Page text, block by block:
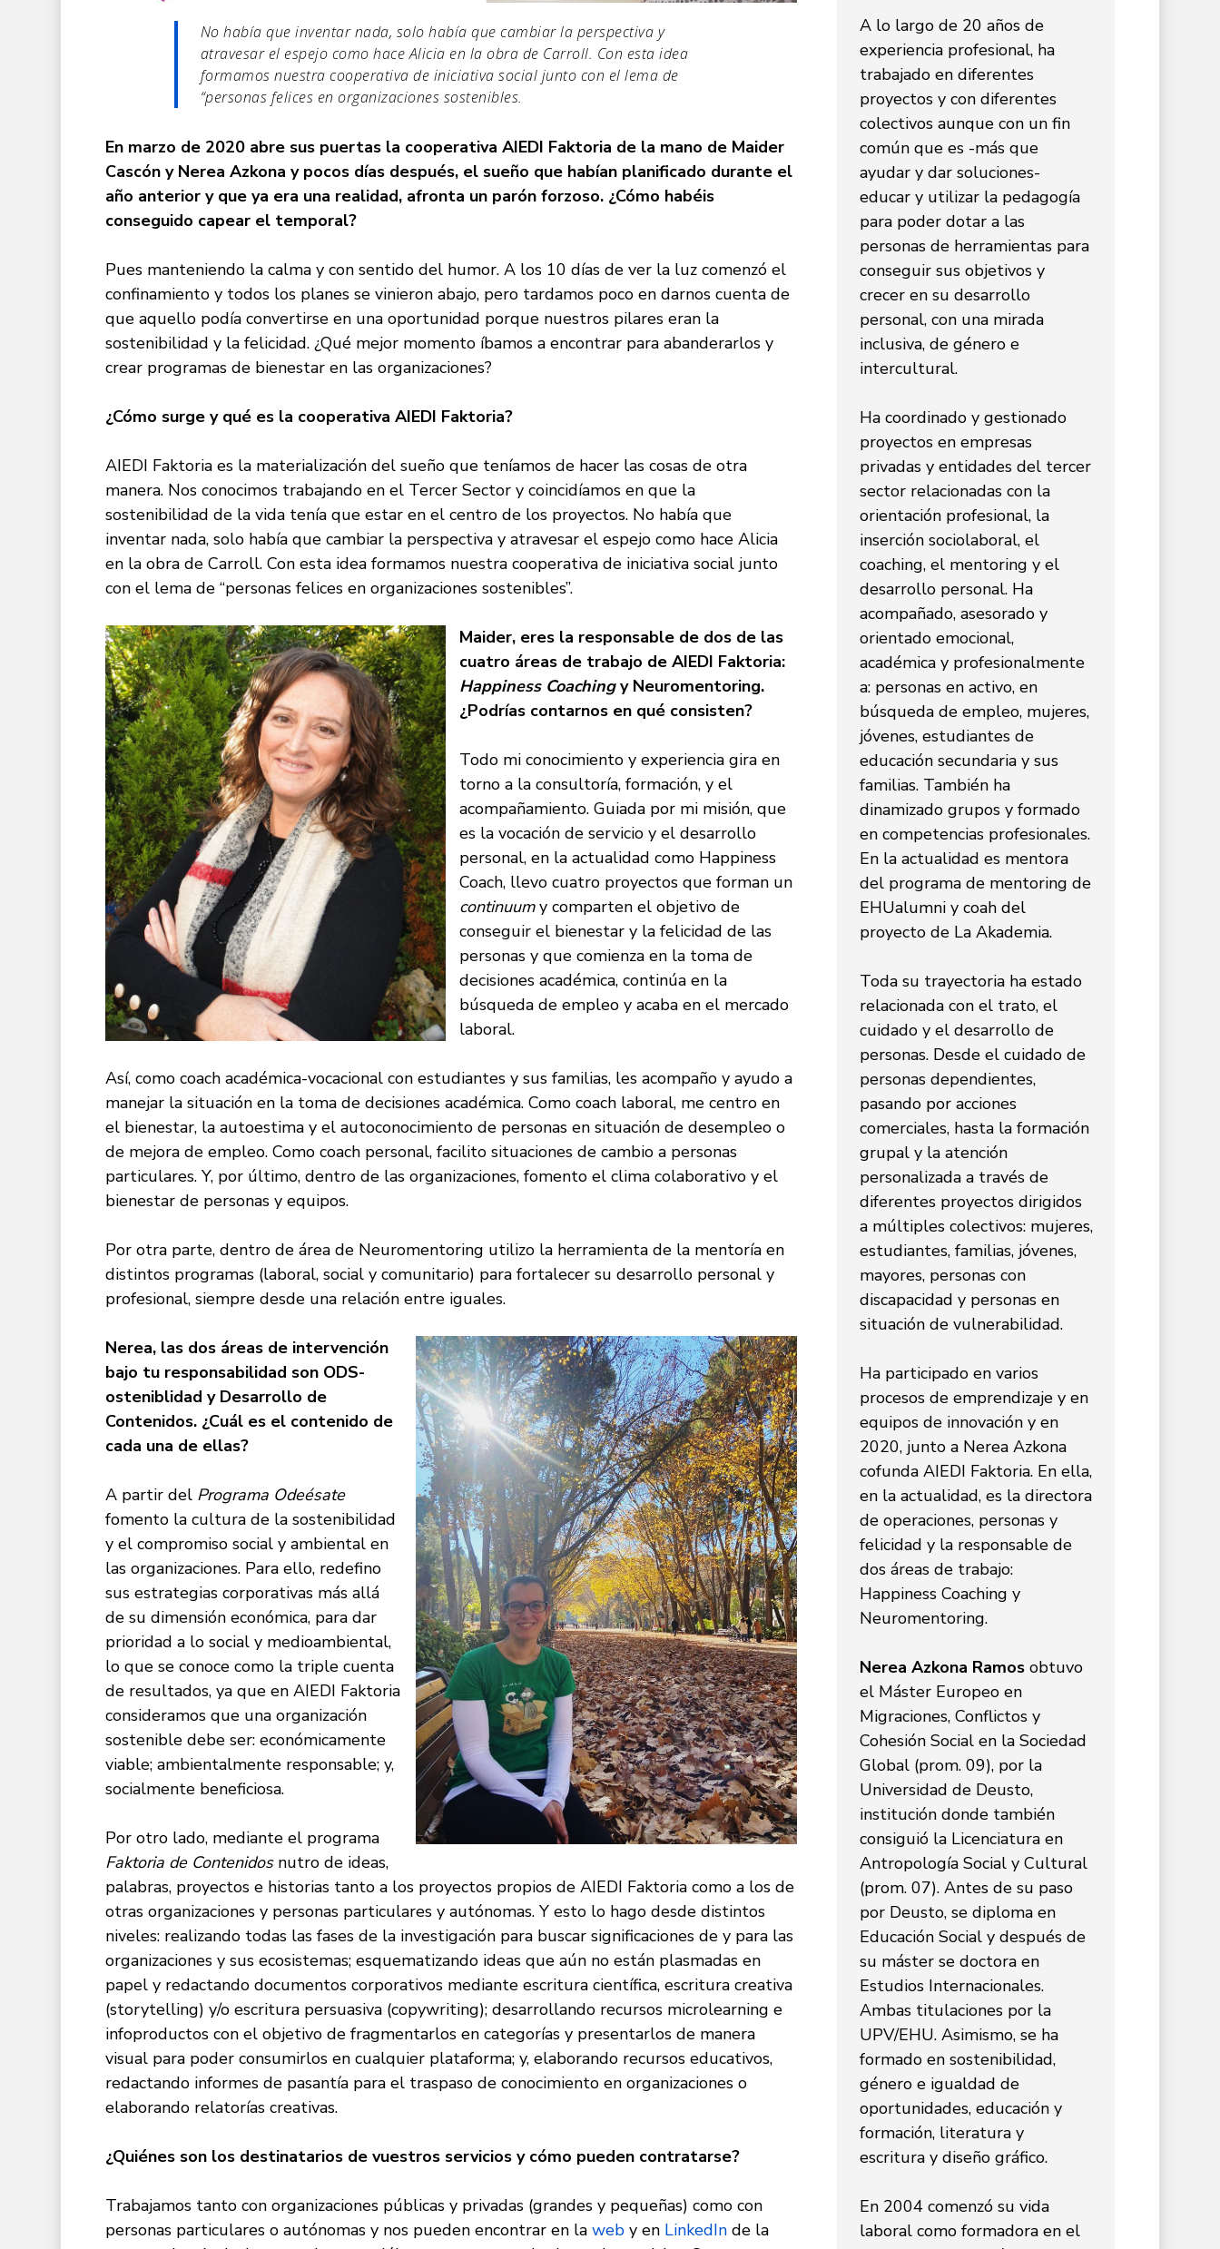
No había que inventar nada, solo había que cambiar la perspectiva y
atravesar el espejo como hace Alicia en la obra de Carroll. Con esta idea
formamos nuestra cooperativa de iniciativa social junto con el lema de
“personas felices en organizaciones sostenibles.
En marzo de 2020 abre sus puertas la cooperativa AIEDI Faktoria de la mano de Maider
Cascón y Nerea Azkona y pocos días después, el sueño que habían planificado durante el
año anterior y que ya era una realidad, afronta un parón forzoso. ¿Cómo habéis
conseguido capear el temporal?
Pues manteniendo la calma y con sentido del humor. A los 10 días de ver la luz comenzó el
confinamiento y todos los planes se vinieron abajo, pero tardamos poco en darnos cuenta de
que aquello podía convertirse en una oportunidad porque nuestros pilares eran la
sostenibilidad y la felicidad. ¿Qué mejor momento íbamos a encontrar para abanderarlos y
crear programas de bienestar en las organizaciones?
¿Cómo surge y qué es la cooperativa AIEDI Faktoria?
AIEDI Faktoria es la materialización del sueño que teníamos de hacer las cosas de otra
manera. Nos conocimos trabajando en el Tercer Sector y coincidíamos en que la
sostenibilidad de la vida tenía que estar en el centro de los proyectos. No había que
inventar nada, solo había que cambiar la perspectiva y atravesar el espejo como hace Alicia
en la obra de Carroll. Con esta idea formamos nuestra cooperativa de iniciativa social junto
con el lema de “personas felices en organizaciones sostenibles”.
Maider, eres la responsable de dos de las
cuatro áreas de trabajo de AIEDI Faktoria:
Happiness Coachingy Neuromentoring.
¿Podrías contarnos en qué consisten?
Todo mi conocimiento y experiencia gira en
torno a la consultoría, formación, y el
acompañamiento. Guiada por mi misión, que
es la vocación de servicio y el desarrollo
personal, en la actualidad como Happiness
Coach, llevo cuatro proyectos que forman un
continuumy comparten el objetivo de
conseguir el bienestar y la felicidad de las
personas y que comienza en la toma de
decisiones académica, continúa en la
búsqueda de empleo y acaba en el mercado
laboral.
Así, como coach académica-vocacional con estudiantes y sus familias, les acompaño y ayudo a
manejar la situación en la toma de decisiones académica. Como coach laboral, me centro en
el bienestar, la autoestima y el autoconocimiento de personas en situación de desempleo o
de mejora de empleo. Como coach personal, facilito situaciones de cambio a personas
particulares. Y, por último, dentro de las organizaciones, fomento el clima colaborativo y el
bienestar de personas y equipos.
Por otra parte, dentro de área de Neuromentoring utilizo la herramienta de la mentoría en
distintos programas (laboral, social y comunitario) para fortalecer su desarrollo personal y
profesional, siempre desde una relación entre iguales.
Nerea, las dos áreas de intervención
bajo tu responsabilidad son ODS-
osteniblidad y Desarrollo de
Contenidos. ¿Cuál es el contenido de
cada una de ellas?
A partir del Programa Odeésate
fomento la cultura de la sostenibilidad
y el compromiso social y ambiental en
las organizaciones. Para ello, redefino
sus estrategias corporativas más allá
de su dimensión económica, para dar
prioridad a lo social y medioambiental,
lo que se conoce como la triple cuenta
de resultados, ya que en AIEDI Faktoria
consideramos que una organización
sostenible debe ser: económicamente
viable; ambientalmente responsable; y,
socialmente beneficiosa.
Por otro lado, mediante el programa
Faktoria de Contenidosnutro de ideas,
palabras, proyectos e historias tanto a los proyectos propios de AIEDI Faktoria como a los de
otras organizaciones y personas particulares y autónomas. Y esto lo hago desde distintos
niveles: realizando todas las fases de la investigación para buscar significaciones de y para las
organizaciones y sus ecosistemas; esquematizando ideas que aún no están plasmadas en
papel y redactando documentos corporativos mediante escritura científica, escritura creativa
(storytelling) y/o escritura persuasiva (copywriting); desarrollando recursos microlearning e
infoproductos con el objetivo de fragmentarlos en categorías y presentarlos de manera
visual para poder consumirlos en cualquier plataforma; y, elaborando recursos educativos,
redactando informes de pasantía para el traspaso de conocimiento en organizaciones o
elaborando relatorías creativas.
¿Quiénes son los destinatarios de vuestros servicios y cómo pueden contratarse?
Trabajamos tanto con organizaciones públicas y privadas (grandes y pequeñas) como con
personas particulares o autónomas y nos pueden encontrar en la weby en LinkedInde la
A lo largo de 20 años de
experiencia profesional, ha
trabajado en diferentes
proyectos y con diferentes
colectivos aunque con un fin
común que es -más que
ayudar y dar soluciones-
educar y utilizar la pedagogía
para poder dotar a las
personas de herramientas para
conseguir sus objetivos y
crecer en su desarrollo
personal, con una mirada
inclusiva, de género e
intercultural.
Ha coordinado y gestionado
proyectos en empresas
privadas y entidades del tercer
sector relacionadas con la
orientación profesional, la
inserción sociolaboral, el
coaching, el mentoring y el
desarrollo personal. Ha
acompañado, asesorado y
orientado emocional,
académica y profesionalmente
a: personas en activo, en
búsqueda de empleo, mujeres,
jóvenes, estudiantes de
educación secundaria y sus
familias. También ha
dinamizado grupos y formado
en competencias profesionales.
En la actualidad es mentora
del programa de mentoring de
EHUalumni y coah del
proyecto de La Akademia.
Toda su trayectoria ha estado
relacionada con el trato, el
cuidado y el desarrollo de
personas. Desde el cuidado de
personas dependientes,
pasando por acciones
comerciales, hasta la formación
grupal y la atención
personalizada a través de
diferentes proyectos dirigidos
a múltiples colectivos: mujeres,
estudiantes, familias, jóvenes,
mayores, personas con
discapacidad y personas en
situación de vulnerabilidad.
Ha participado en varios
procesos de emprendizaje y en
equipos de innovación y en
2020, junto a Nerea Azkona
cofunda AIEDI Faktoria. En ella,
en la actualidad, es la directora
de operaciones, personas y
felicidad y la responsable de
dos áreas de trabajo:
Happiness Coaching y
Neuromentoring.
Nerea Azkona Ramosobtuvo
el Máster Europeo en
Migraciones, Conflictos y
Cohesión Social en la Sociedad
Global (prom. 09), por la
Universidad de Deusto,
institución donde también
consiguió la Licenciatura en
Antropología Social y Cultural
(prom. 07). Antes de su paso
por Deusto, se diploma en
Educación Social y después de
su máster se doctora en
Estudios Internacionales.
Ambas titulaciones por la
UPV/EHU. Asimismo, se ha
formado en sostenibilidad,
género e igualdad de
oportunidades, educación y
formación, literatura y
escritura y diseño gráfico.
En 2004 comenzó su vida
laboral como formadora en el